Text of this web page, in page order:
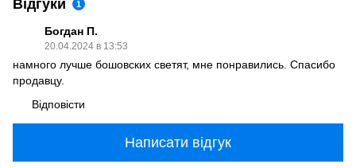
Відгуки 1
Богдан П.
20.04.2024 в 13:53
намного лучше бошовских светят, мне понравились. Спасибо
продавцу.
Відповісти
Написати відгук